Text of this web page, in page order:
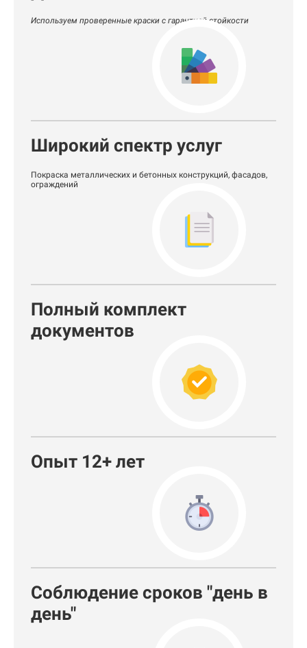
Используем проверенные краски с гарантией стойкости
Широкий спектр услуг
Покраска металлических и бетонных конструкций, фасадов,
ограждений
Полный комплект
документов
Опыт 12+ лет
Соблюдение сроков "день в
день"